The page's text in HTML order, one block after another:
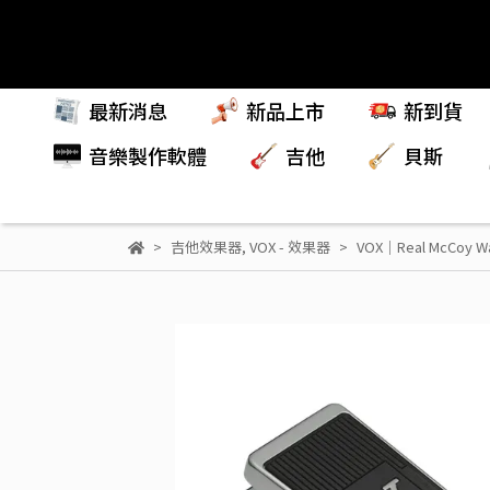
最新消息 新品上市
新到貨
音樂製作軟體
吉他 貝斯
吉他效果器, VOX - 效果器 VOX｜Real McCoy